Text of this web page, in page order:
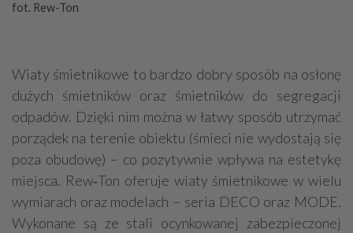
fot. Rew-Ton
Wiaty śmietnikowe to bardzo dobry sposób na osłonę
dużych śmietników oraz śmietników do segregacji
odpadów. Dzięki nim można w łatwy sposób utrzymać
porządek na terenie obiektu (śmieci nie wydostają się
poza obudowę) – co pozytywnie wpływa na estetykę
miejsca. Rew‑Ton oferuje wiaty śmietnikowe w wielu
wymiarach oraz modelach – seria DECO oraz MODE.
Wykonane są ze stali ocynkowanej zabezpieczonej